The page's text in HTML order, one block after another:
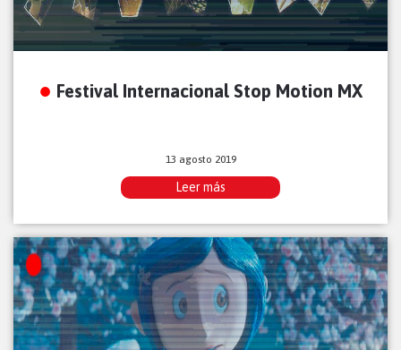
Festival Internacional Stop Motion MX
13 agosto 2019
Leer más